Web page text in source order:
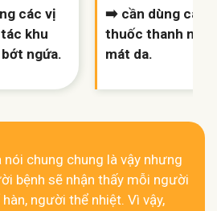
các vị
khu
ngứa.
➡️ cần dùng các
thuốc thanh
mát da.
nói chung chung là vậy nhưng
bệnh sẽ nhận thấy mỗi người
người thể nhiệt. Vì vậy,